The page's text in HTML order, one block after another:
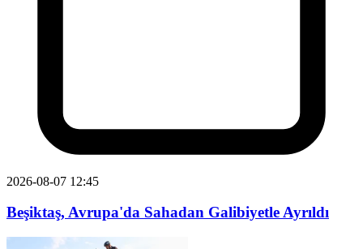
2026-08-07 12:45
Beşiktaş, Avrupa'da Sahadan Galibiyetle Ayrıldı